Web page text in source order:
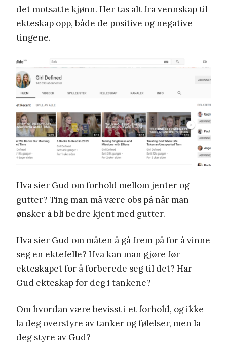
det motsatte kjønn. Her tas alt fra vennskap til
ekteskap opp, både de positive og negative
tingene.
Hva sier Gud om forhold mellom jenter og
gutter? Ting man må være obs på når man
ønsker å bli bedre kjent med gutter.
Hva sier Gud om måten å gå frem på for å vinne
seg en ektefelle? Hva kan man gjøre før
ekteskapet for å forberede seg til det? Har
Gud ekteskap for deg i tankene?
Om hvordan være bevisst i et forhold, og ikke
la deg overstyre av tanker og følelser, men la
deg styre av Gud?